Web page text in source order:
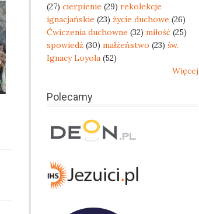
(27) cierpienie (29) rekolekcje
ignacjańskie (23) życie duchowe (26)
Ćwiczenia duchowne (32) miłość (25)
spowiedź (30) małżeństwo (23) św.
Ignacy Loyola (52)
Więcej
Polecamy